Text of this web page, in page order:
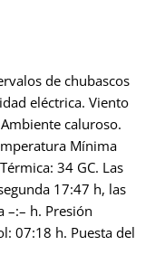
de chubascos
eléctrica. Viento
caluroso.
Mínima
34 GC. Las
17:47 h, las
–:– h. Presión
07:18 h. Puesta del